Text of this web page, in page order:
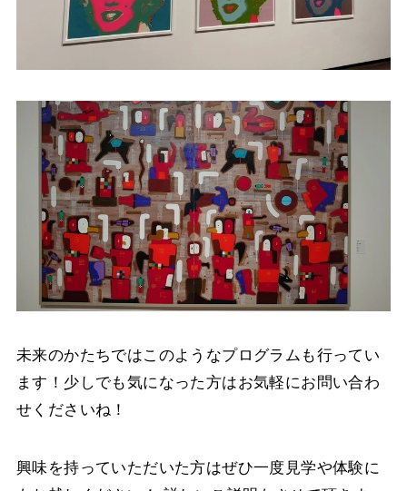
未来のかたちではこのようなプログラムも行ってい
ます！少しでも気になった方はお気軽にお問い合わ
せくださいね！
興味を持っていただいた方はぜひ一度見学や体験に